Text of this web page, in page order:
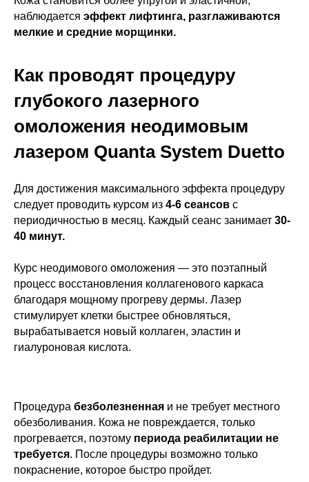
наблюдается эффект лифтинга, разглаживаются
мелкие и средние морщинки.
Как проводят процедуру
глубокого лазерного
омоложения неодимовым
лазером Quanta System Duetto
Для достижения максимального эффекта процедуру
следует проводить курсом из 4-6 сеансов с
периодичностью в месяц. Каждый сеанс занимает 30-
40 минут.
Курс неодимового омоложения — это поэтапный
процесс восстановления коллагенового каркаса
благодаря мощному прогреву дермы. Лазер
стимулирует клетки быстрее обновляться,
вырабатывается новый коллаген, эластин и
гиалуроновая кислота.
Процедура безболезненная и не требует местного
обезболивания. Кожа не повреждается, только
прогревается, поэтому периода реабилитации не
требуется. После процедуры возможно только
покраснение, которое быстро пройдет.